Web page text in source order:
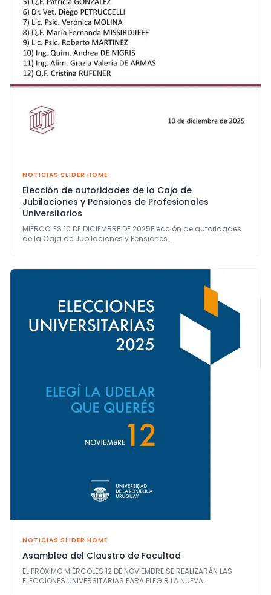
NOTICIAS SLIDER HOME
Elección de autoridades de la Caja de
Jubilaciones y Pensiones de Profesionales
Universitarios
MIÉRCOLES 10 DE DICIEMBRE DE 2025Elección de autoridades
de la Caja de Jubilaciones y Pensiones…
NOTICIAS SLIDER HOME
Asamblea del Claustro de Facultad
EL PRÓXIMO MIÉRCOLES 12 DE NOVIEMBRE SE REALIZARÁN LAS
ELECCIONES UNIVERSITARIAS PARA ELEGIR LA NUEVA…